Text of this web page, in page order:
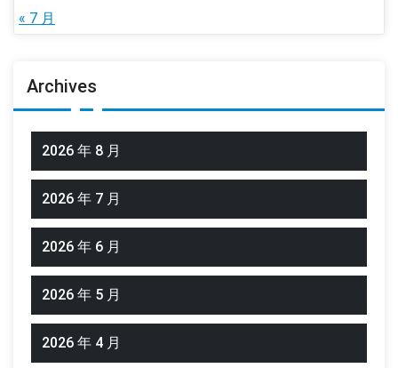
« 7 月
Archives
2026 年 8 月
2026 年 7 月
2026 年 6 月
2026 年 5 月
2026 年 4 月